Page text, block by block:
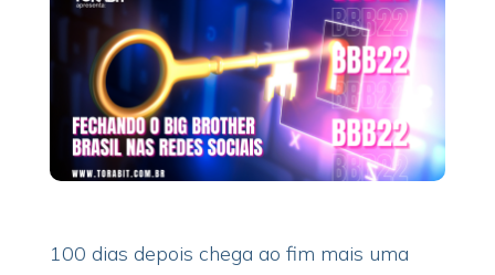
100 dias depois chega ao fim mais uma